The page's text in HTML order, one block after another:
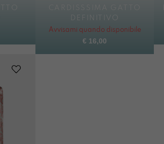
DEFINITIVO
Avvisami quando disponibile
€ 16,00